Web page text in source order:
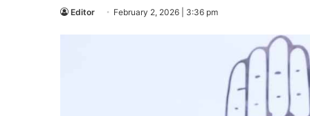
Editor February 2, 2026 | 3:36 pm